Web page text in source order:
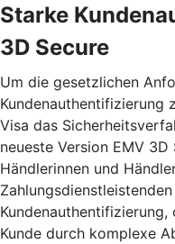
Starke
3D Secure
Um die gesetzlichen
Kundenauthentifizierung
Visa das
neueste Version EMV
Händlerinnen und
Kunde durch komplexe